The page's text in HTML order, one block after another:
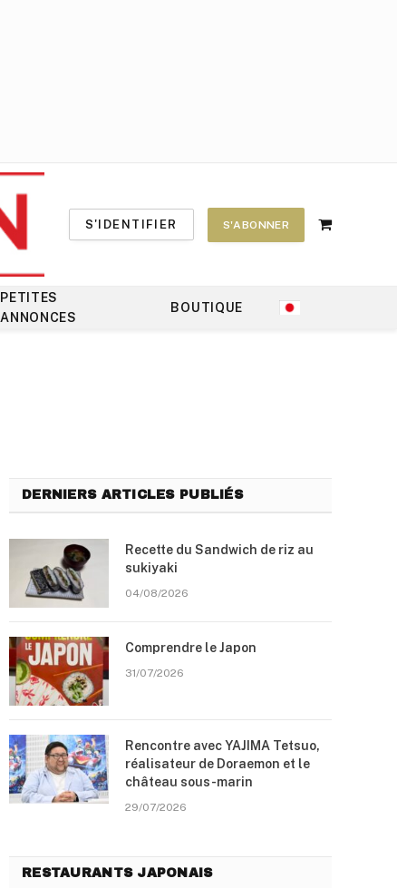
S'IDENTIFIER S'ABONNER
Shopping
PETITES
ANNONCES
BOUTIQUE
DERNIERS ARTICLES PUBLIÉS
Recette du Sandwich de riz au
sukiyaki
04/08/2026
Comprendre le Japon
31/07/2026
Rencontre avec YAJIMA Tetsuo,
réalisateur de Doraemon et le
château sous-marin
29/07/2026
RESTAURANTS JAPONAIS